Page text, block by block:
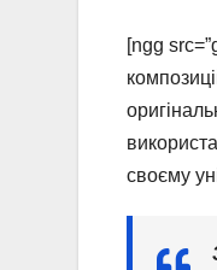
[ngg
своєму